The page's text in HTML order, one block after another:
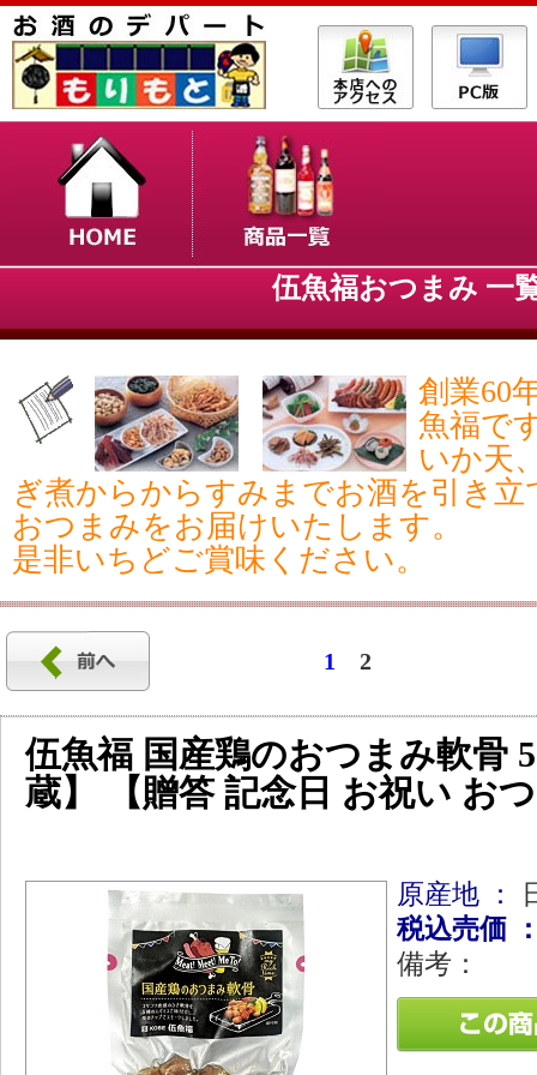
伍魚福おつまみ 一
創業60
魚福で
いか天
ぎ煮からからすみまでお酒を引き
おつまみをお届けいたします。
是非いちどご賞味ください。
1 2
伍魚福 国産鶏のおつまみ軟骨
蔵】 【贈答 記念日 お祝い
原産地 ：
税込売価
備考：